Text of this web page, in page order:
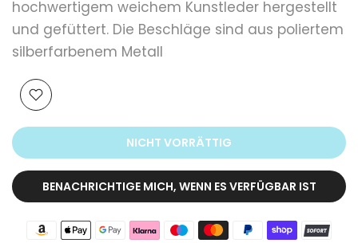
hochwertigem weichem Kunstleder hergestellt
und gefüttert. Die Beschläge sind aus poliertem
silberfarbenem Metall
NICHT VORRÄTTIG
BENACHRICHTIGE MICH, WENN ES VERFÜGBAR IST